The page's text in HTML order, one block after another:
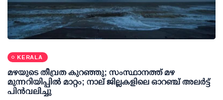
KERALA
മഴയുടെ തീവ്രത കുറഞ്ഞു; സംസ്ഥാനത്ത് മഴ
മുന്നറിയിപ്പിൽ മാറ്റം; നാല് ജില്ലകളിലെ ഓറഞ്ച് അലർട്ട്
പിൻവലിച്ചു